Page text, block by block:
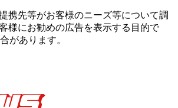
携先等がお客様のニーズ等について調
様にお勧めの広告を表⽰する⽬的で
があります。